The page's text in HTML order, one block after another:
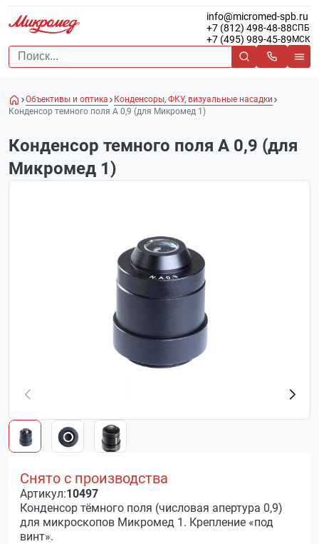
info@micromed-spb.ru
+7 (812) 498-48-88СПБ
+7 (495) 989-45-89 МСК
Объективы и оптика
Конденсоры, ФКУ, визуальные насадки
Конденсор темного поля А 0,9 (для Микромед 1)
Конденсор темного поля А 0,9 (для
Микромед 1)
Снято с производства
Артикул:10497
Конденсор тёмного поля (числовая апертура 0,9)
для микроскопов Микромед 1. Крепление «под
винт».